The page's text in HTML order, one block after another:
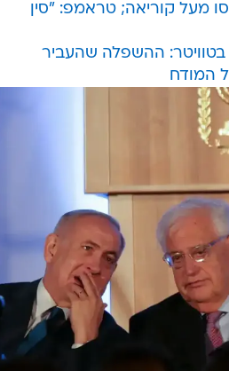
מעל קוריאה; טראמפ: "סין
בטוויטר: ההשפלה שהעביר
המודח